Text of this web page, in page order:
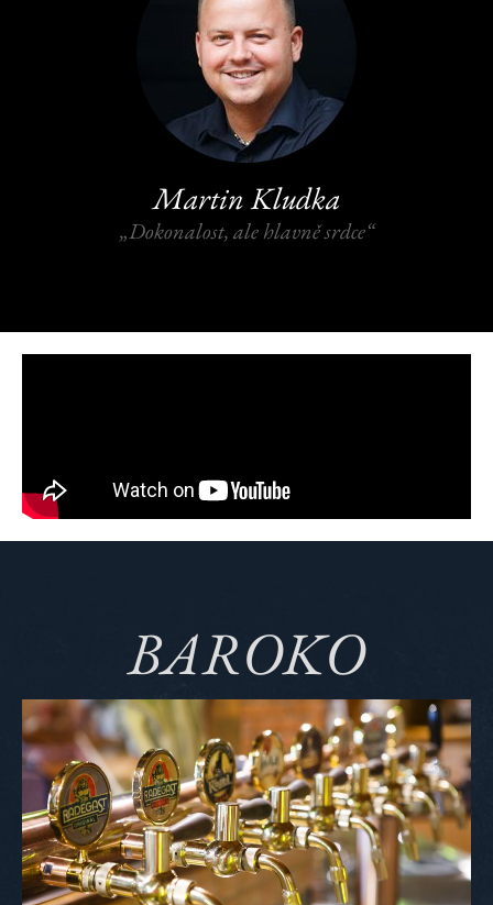
Martin Kludka
„Dokonalost, ale hlavně srdce“
BAROKO